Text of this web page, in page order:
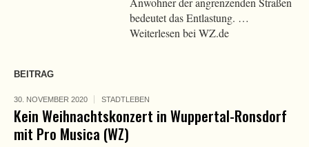
bedeutet das Entlastung. …
Weiterlesen bei WZ.de
BEITRAG
30. NOVEMBER 2020 STADTLEBEN
Kein Weihnachtskonzert in Wuppertal-Ronsdorf
mit Pro Musica (WZ)